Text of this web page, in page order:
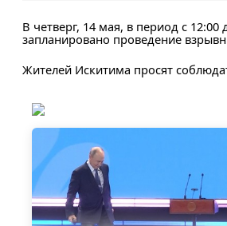
В четверг, 14 мая, в период с
запланировано проведение
Жителей Искитима просят